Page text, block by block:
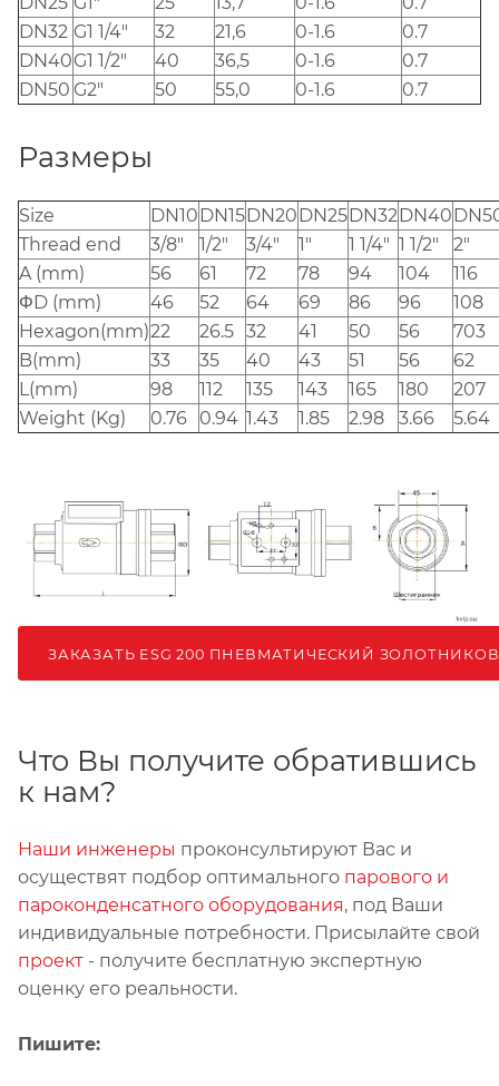
DN32 G1 1/4" 32 21,6 0-1.6
0.7
DN40G1 1/2" 40 36,5 0-1.6
0.7
DN50 G2" 50 55,0 0-1.6 0.7
Размеры
Size DN10 DN15 DN20 DN25 DN32 DN40
Thread end
3/8" 1/2" 3/4" 1" 1 1/4" 1 1/2"
2"
A (mm)
56 61 72 78 94 104
116
ΦD (mm)
46 52 64 69 86 96
108
Hexagon(mm)22 26.5 32 41 50 56
703
B(mm)
33 35 40 43 51 56
62
L(mm)
98 112 135 143 165 180
207
Weight (Kg)
0.76 0.94 1.43 1.85 2.98 3.66 5.64
ЗАКАЗАТЬ ESG 200 ПНЕВМАТИЧЕСКИЙ
Что Вы получите обратившись
к нам?
Наши инженеры проконсультируют Вас и
осуществят подбор оптимального парового и
пароконденсатного оборудования, под Ваши
индивидуальные потребности. Присылайте свой
проект - получите бесплатную экспертную
оценку его реальности.
Пишите: